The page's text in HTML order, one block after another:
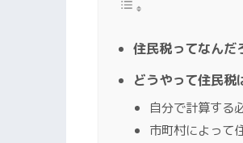
住民税ってなんだ
どうやって住民税
自分で計算する
市町村によって